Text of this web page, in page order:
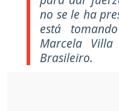
no se le ha
está
Marcela Villa
Brasileiro.